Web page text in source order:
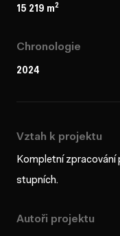
15 219 m2
Chronologie
2024
Vztah k projektu
Kompletní zpracování
stupních.
Autoři projektu